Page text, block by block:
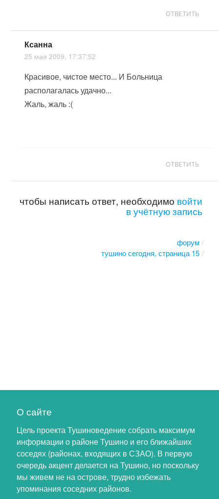
ОТВЕТИТЬ
Ксанна
25 мая 2009, 17:37:52
Красивое, чистое место... И Больница
располагалась удачно...
Жаль, жаль :(
ОТВЕТИТЬ
чтобы написать ответ, необходимо войти
в учётную запись
форум
тушино сегодня, страница 15
О сайте
Цель проекта Тушиноведение собрать максимум
информации о районе Тушино и его ближайших
соседях (районах, входящих в СЗАО). В первую
очередь акцент делается на Тушино, но поскольку
мы живем не на острове, трудно избежать
упоминания соседних районов.